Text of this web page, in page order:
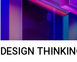
DESIGN